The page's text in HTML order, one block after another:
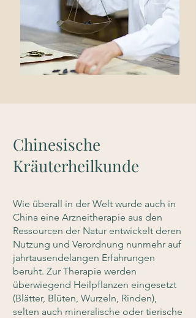
Chinesische
Kräuterheilkunde
Wie überall in der Welt wurde auch in
China eine Arzneitherapie aus den
Ressourcen der Natur entwickelt deren
Nutzung und Verordnung nunmehr auf
jahrtausendelangen Erfahrungen
beruht. Zur Therapie werden
überwiegend Heilpflanzen eingesetzt
(Blätter, Blüten, Wurzeln, Rinden),
selten auch mineralische oder tierische